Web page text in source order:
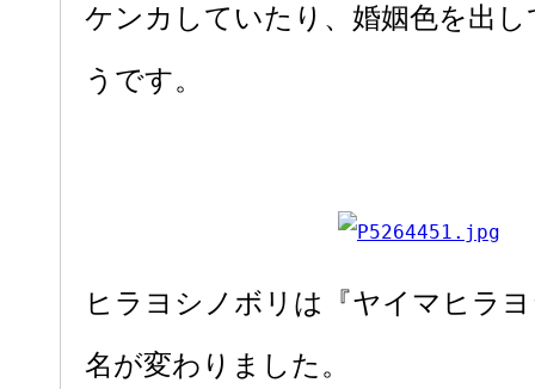
ケンカしていたり、婚姻色を出
うです。
ヒラヨシノボリは『ヤイマヒラ
名が変わりました。